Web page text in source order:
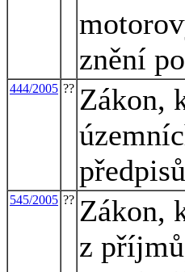
znění
444/2005 ?? Zákon,
545/2005 ?? Zákon,
z